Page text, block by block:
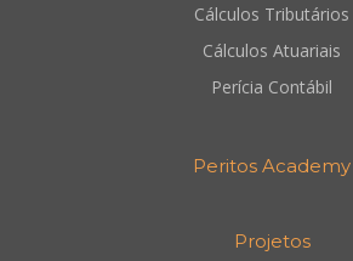
Cálculos Tributários
Cálculos Atuariais
Perícia Contábil
Peritos Academy
Projetos